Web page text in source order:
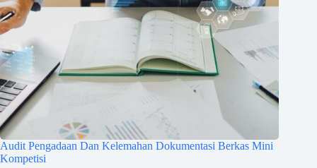
Audit Pengadaan Dan Kelemahan Dokumentasi Berkas Mini
Kompetisi